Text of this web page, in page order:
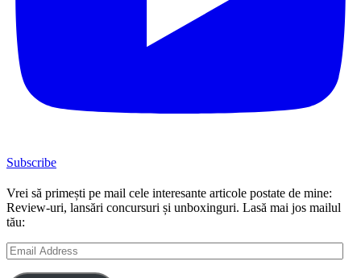
Subscribe
Vrei să primești pe mail cele interesante articole postate de mine:
Review-uri, lansări concursuri și unboxinguri. Lasă mai jos mailul
tău:
Email
Address